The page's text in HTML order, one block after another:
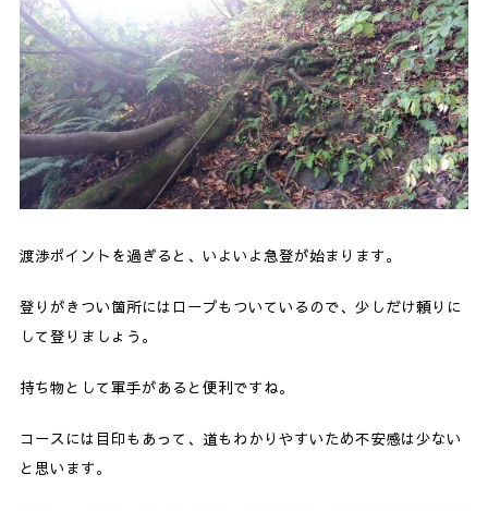
渡渉ポイントを過ぎると、いよいよ急登が始まります。
登りがきつい箇所にはロープもついているので、少しだけ頼りに
して登りましょう。
持ち物として軍手があると便利ですね。
コースには目印もあって、道もわかりやすいため不安感は少ない
と思います。